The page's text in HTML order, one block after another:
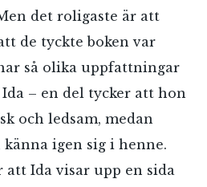
det roligaste är att
de tyckte boken var
så olika uppfattningar
– en del tycker att hon
och ledsam, medan
igen sig i henne.
att Ida visar upp en sida